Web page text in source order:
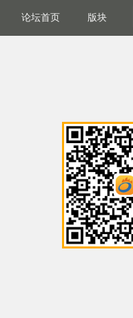
论坛首页 版块